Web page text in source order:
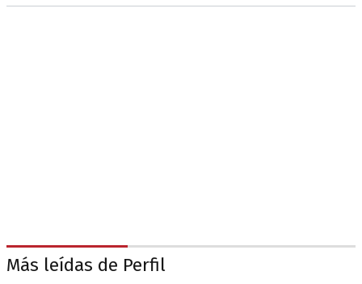
Más leídas de Perfil